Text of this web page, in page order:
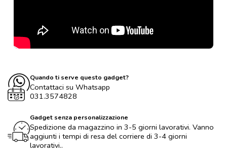
Quando ti serve questo gadget?
Contattaci su Whatsapp
031.3574828
Gadget senza personalizzazione
Spedizione da magazzino in 3-5 giorni lavorativi. Vanno
aggiunti i tempi di resa del corriere di 3-4 giorni
lavorativi..